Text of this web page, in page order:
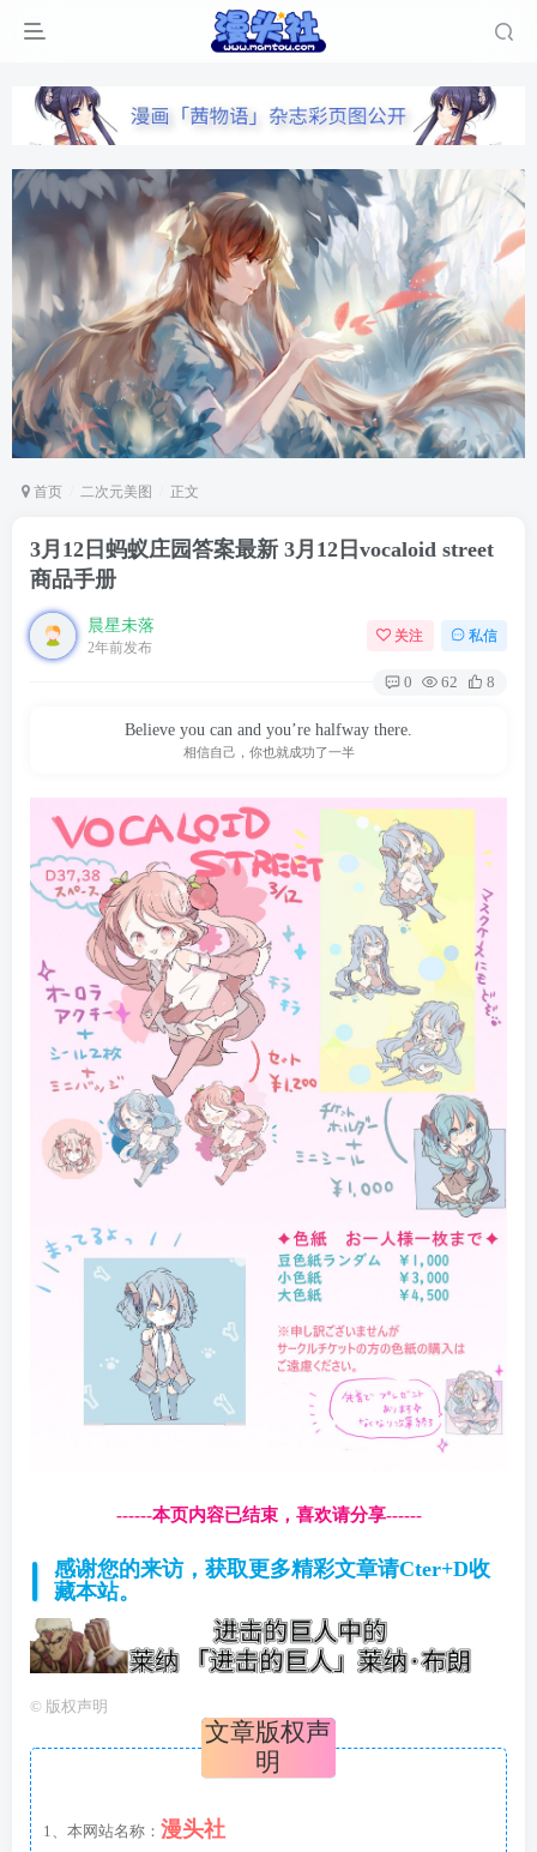
首页 二次元美图 正文
3月12日蚂蚁庄园答案最新 3月12日vocaloid street
商品手册
晨星未落
2年前发布
关注 私信
0 62 8
Believe you can and you’re halfway there.
相信自己，你也就成功了一半
------本页内容已结束，喜欢请分享------
感谢您的来访，获取更多精彩文章请Cter+D收
藏本站。
© 版权声明
文章版权声
明
1、本网站名称： 漫头社